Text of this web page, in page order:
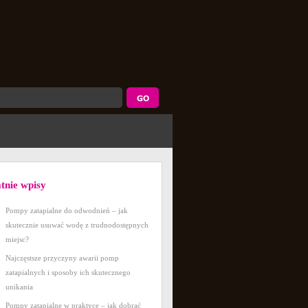
wpisy
Pompy zatapialne do odwodnień – jak
skutecznie usuwać wodę z trudnodostępnych
miejsc?
Najczęstsze przyczyny awarii pomp
zatapialnych i sposoby ich skutecznego
unikania
Pompy zatapialne w praktyce – jak dobrać